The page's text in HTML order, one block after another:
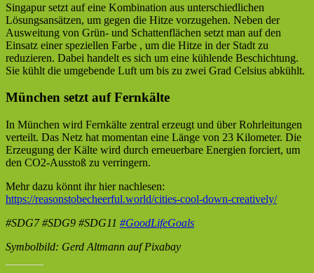
Singapur setzt auf eine Kombination aus unterschiedlichen
Lösungsansätzen, um gegen die Hitze vorzugehen. Neben der
Ausweitung von Grün- und Schattenflächen setzt man auf den
Einsatz einer speziellen Farbe , um die Hitze in der Stadt zu
reduzieren. Dabei handelt es sich um eine kühlende Beschichtung.
Sie kühlt die umgebende Luft um bis zu zwei Grad Celsius abkühlt.
München setzt auf Fernkälte
In München wird Fernkälte zentral erzeugt und über Rohrleitungen
verteilt. Das Netz hat momentan eine Länge von 23 Kilometer. Die
Erzeugung der Kälte wird durch erneuerbare Energien forciert, um
den CO2-Ausstoß zu verringern.
Mehr dazu könnt ihr hier nachlesen:
https://reasonstobecheerful.world/cities-cool-down-creatively/
#SDG7 #SDG9 #SDG11 #GoodLifeGoals
Symbolbild: Gerd Altmann auf Pixabay